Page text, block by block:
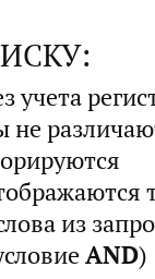
учета
не
из
AND)